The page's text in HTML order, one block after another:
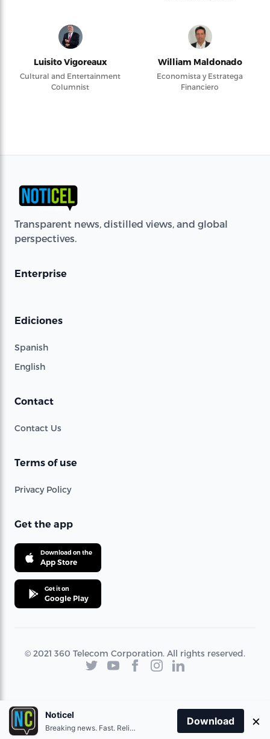
Luisito Vigoreaux
Cultural and Entertainment
Columnist
William Maldonado
Economista y Estratega
Financiero
Transparent news, distilled views, and global
perspectives.
Enterprise
Ediciones
Spanish
English
Contact
Contact Us
Terms of use
Privacy Policy
Get the app
Download on the
App Store
Get it on
Google Play
© 2021 360 Telecom Corporation. All rights reserved.
Noticel
Breaking news. Fast. Reliable.
Download ×